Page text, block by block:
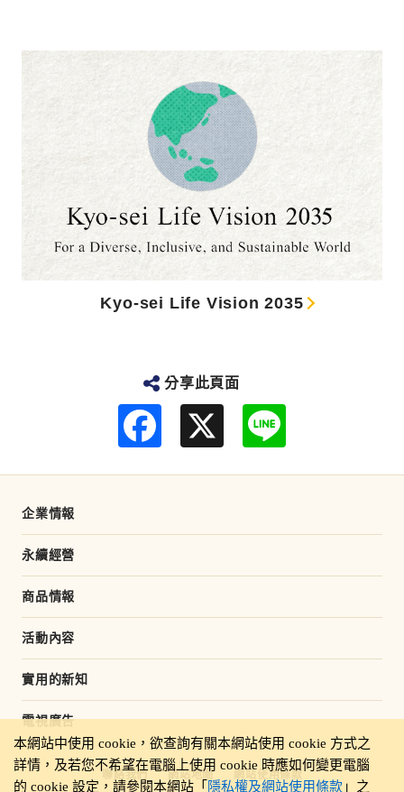
Kyo-sei Life Vision 2035
分享此頁面
企業情報
永續經營
商品情報
活動內容
實用的新知
電視廣告
聯絡我們 網站地圖 網站使用條款
本網站中使用 cookie，欲查詢有關本網站使用 cookie 方式之
詳情，及若您不希望在電腦上使用 cookie 時應如何變更電腦
的 cookie 設定，請參閱本網站「 隱私權及網站使用條款 」之